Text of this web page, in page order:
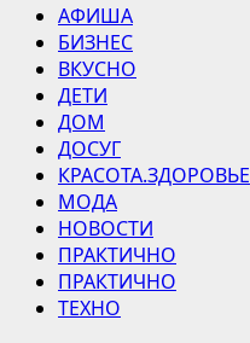
АФИША
БИЗНЕС
ВКУСНО
ДЕТИ
ДОМ
ДОСУГ
КРАСОТА.ЗДОРОВЬЕ
МОДА
НОВОСТИ
ПРАКТИЧНО
ПРАКТИЧНО
ТЕХНО